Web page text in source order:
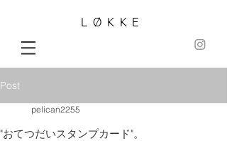
LØKKE
Post
"おてつだいスタンプカード"。
pelican2255